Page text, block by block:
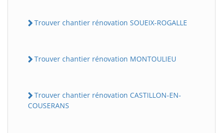
Trouver chantier rénovation SOUEIX-ROGALLE
Trouver chantier rénovation MONTOULIEU
Trouver chantier rénovation CASTILLON-EN-
COUSERANS